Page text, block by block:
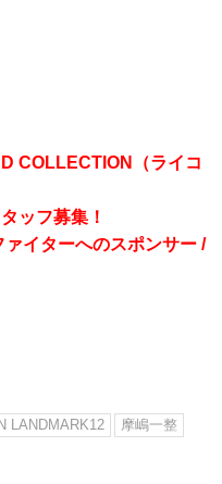
COLLECTION（ライコ
ッフ募集！
イターへのスポンサー /
LANDMARK12
摩嶋一整